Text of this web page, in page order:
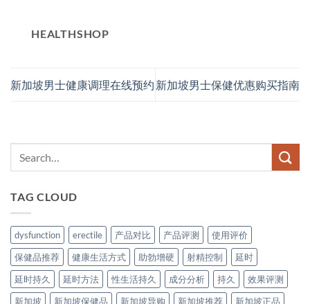
HEALTHSHOP
新加坡男士健康调理在线预约 新加坡男士保健优惠购买指南
TAG CLOUD
dysfunction erectile 产品对比 产品评测
使用评价
保健品推荐
健康生活方式 助勃增硬 射精控制
延时
延时持久
延时方法 性生活持久 成分分析 持久
效果评测
新加坡
新加坡保健品 新加坡导购 新加坡推荐
新加坡正品